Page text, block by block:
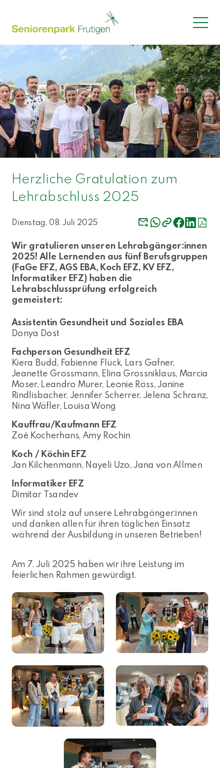
Herzliche Gratulation zum
Lehrabschluss 2025
Dienstag, 08. Juli 2025
Wir gratulieren unseren Lehrabgänger:innen
2025! Alle Lernenden aus fünf Berufsgruppen
(FaGe EFZ, AGS EBA, Koch EFZ, KV EFZ,
Informatiker EFZ) haben die
Lehrabschlussprüfung erfolgreich
gemeistert:
Assistentin Gesundheit und Soziales EBA
Donya Dost
Fachperson Gesundheit EFZ
Kiera Budd, Fabienne Flück, Lars Gafner,
Jeanette Grossmann, Elina Grossniklaus, Marcia
Moser, Leandro Murer, Leonie Räss, Janine
Rindlisbacher, Jennifer Scherrer, Jelena Schranz,
Nina Wäfler, Louisa Wong
Kauffrau/Kaufmann EFZ
Zoé Kocherhans, Amy Rochin
Koch / Köchin EFZ
Jan Kilchenmann, Nayeli Uzo, Jana von Allmen
Informatiker EFZ
Dimitar Tsandev
Wir sind stolz auf unsere Lehrabgänger:innen
und danken allen für ihren täglichen Einsatz
während der Ausbildung in unseren Betrieben!
Am 7. Juli 2025 haben wir ihre Leistung im
feierlichen Rahmen gewürdigt.